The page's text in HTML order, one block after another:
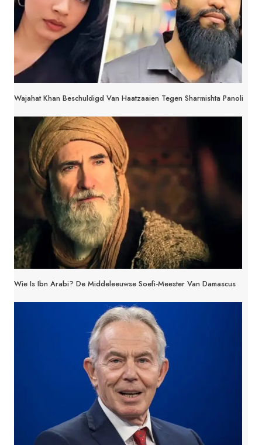
Wajahat Khan Beschuldigd Van Haatzaaien Tegen Sharmishta Panoli
Wie Is Ibn Arabi? De Middeleeuwse Soefi-Meester Van Damascus